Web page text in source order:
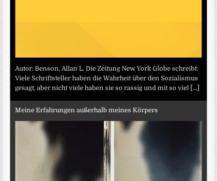
Autor: Benson, Allan L. Die Zeitung New York Globe schreibt:
Viele Schriftsteller haben die Wahrheit über den Sozialismus
gesagt, aber nicht viele haben sie so rassig und mit so viel [...]
Meine Erfahrungen außerhalb meines Körpers